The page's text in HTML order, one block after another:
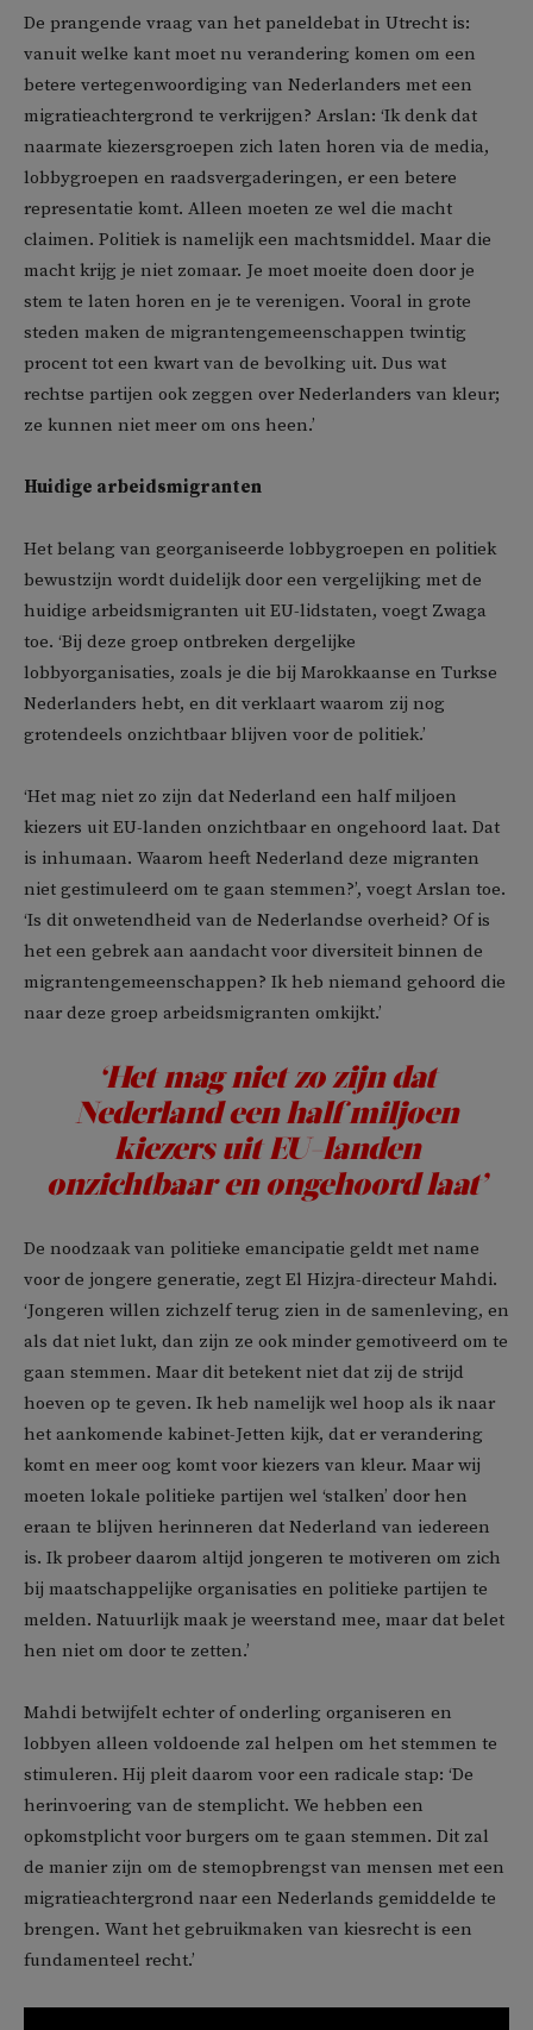
De prangende vraag van het paneldebat in Utrecht is:
vanuit welke kant moet nu verandering komen om een
betere vertegenwoordiging van Nederlanders met een
migratieachtergrond te verkrijgen? Arslan: ‘Ik denk dat
naarmate kiezersgroepen zich laten horen via de media,
lobbygroepen en raadsvergaderingen, er een betere
representatie komt. Alleen moeten ze wel die macht
claimen. Politiek is namelijk een machtsmiddel. Maar die
macht krijg je niet zomaar. Je moet moeite doen door je
stem te laten horen en je te verenigen. Vooral in grote
steden maken de migrantengemeenschappen twintig
procent tot een kwart van de bevolking uit. Dus wat
rechtse partijen ook zeggen over Nederlanders van kleur;
ze kunnen niet meer om ons heen.’
Huidige arbeidsmigranten
Het belang van georganiseerde lobbygroepen en politiek
bewustzijn wordt duidelijk door een vergelijking met de
huidige arbeidsmigranten uit EU-lidstaten, voegt Zwaga
toe. ‘Bij deze groep ontbreken dergelijke
lobbyorganisaties, zoals je die bij Marokkaanse en Turkse
Nederlanders hebt, en dit verklaart waarom zij nog
grotendeels onzichtbaar blijven voor de politiek.’
‘Het mag niet zo zijn dat Nederland een half miljoen
kiezers uit EU-landen onzichtbaar en ongehoord laat. Dat
is inhumaan. Waarom heeft Nederland deze migranten
niet gestimuleerd om te gaan stemmen?’, voegt Arslan toe.
‘Is dit onwetendheid van de Nederlandse overheid? Of is
het een gebrek aan aandacht voor diversiteit binnen de
migrantengemeenschappen? Ik heb niemand gehoord die
naar deze groep arbeidsmigranten omkijkt.’
‘Het mag niet zo zijn dat
Nederland een half miljoen
kiezers uit EU-landen
onzichtbaar en ongehoord laat’
De noodzaak van politieke emancipatie geldt met name
voor de jongere generatie, zegt El Hizjra-directeur Mahdi.
‘Jongeren willen zichzelf terug zien in de samenleving, en
als dat niet lukt, dan zijn ze ook minder gemotiveerd om te
gaan stemmen. Maar dit betekent niet dat zij de strijd
hoeven op te geven. Ik heb namelijk wel hoop als ik naar
het aankomende kabinet-Jetten kijk, dat er verandering
komt en meer oog komt voor kiezers van kleur. Maar wij
moeten lokale politieke partijen wel ‘stalken’ door hen
eraan te blijven herinneren dat Nederland van iedereen
is. Ik probeer daarom altijd jongeren te motiveren om zich
bij maatschappelijke organisaties en politieke partijen te
melden. Natuurlijk maak je weerstand mee, maar dat belet
hen niet om door te zetten.’
Mahdi betwijfelt echter of onderling organiseren en
lobbyen alleen voldoende zal helpen om het stemmen te
stimuleren. Hij pleit daarom voor een radicale stap: ‘De
herinvoering van de stemplicht. We hebben een
opkomstplicht voor burgers om te gaan stemmen. Dit zal
de manier zijn om de stemopbrengst van mensen met een
migratieachtergrond naar een Nederlands gemiddelde te
brengen. Want het gebruikmaken van kiesrecht is een
fundamenteel recht.’